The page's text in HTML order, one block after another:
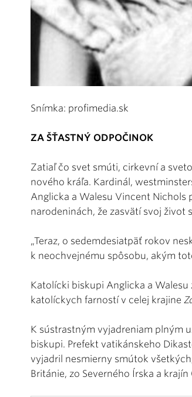
Snímka: profimedia.sk
ZA ŠŤASTNÝ ODPOČINOK
Zatiaľ čo svet smúti, cirkevní a
nového kráľa. Kardinál,
Anglicka a Walesu Vincent Nichols
narodeninách, že zasvätí svoj život
„Teraz, o sedemdesiatpäť rokov
k neochvejnému spôsobu, akým
Katolícki biskupi Anglicka a
katolíckych farností v celej krajine
K sústrastným vyjadreniam plným
biskupi. Prefekt vatikánskeho
vyjadril nesmierny smútok
Británie, zo Severného Írska a